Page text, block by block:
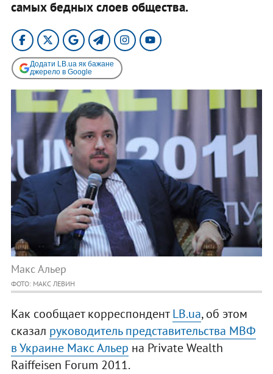
самых бедных слоев общества.
Додати LB.ua як бажане
джерело в Google
Макс Альер
ФОТО: МАКС ЛЕВИН
Как сообщает корреспондентLB.ua, об этом
сказал руководитель представительства МВФ
в Украине Макс Альер на Private Wealth
Raiffeisen Forum 2011.